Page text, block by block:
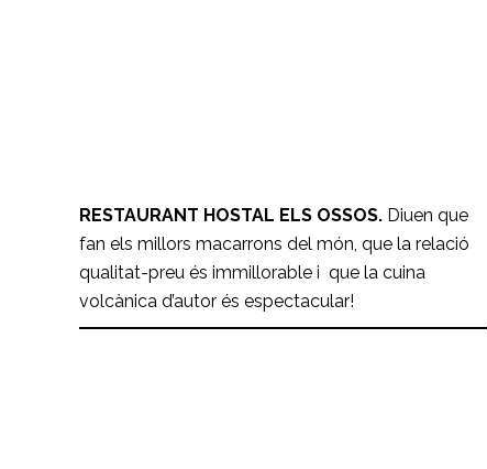
RESTAURANT HOSTAL ELS OSSOS. Diuen que
fan els millors macarrons del món, que la relació
qualitat-preu és immillorable i que la cuina
volcànica d’autor és espectacular!